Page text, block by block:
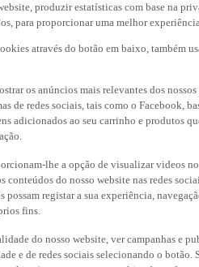
produzir estatísticas com base na
para proporcionar uma melhor
através do botão em baixo, também
os anúncios mais relevantes dos
de redes sociais, tais como o Facebook,
adicionados ao seu carrinho e produtos
lhe a opção de visualizar videos
do nosso website nas redes
possam registar a sua experiência,
fins.
do nosso website, ver campanhas e
e de redes sociais selecionando o botão.